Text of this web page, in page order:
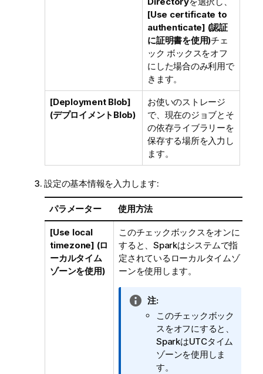
[Use certificate to
authenticate] (認証
に証明書を使用)チェ
ック ボックスをオフ
にした場合のみ利用で
きます。
[Deployment Blob]
(デプロイメントBlob)
お使いのストレージ
で、現在のジョブとそ
の依存ライブラリーを
保存する場所を入力し
ます。
設定の基本情報を入力します:
パラメーター 使用方法
[Use local
timezone] (ロ
ーカルタイム
ゾーンを使用)
このチェックボックスをオンに
すると、Sparkはシステムで指
定されているローカルタイムゾ
ーンを使用します。
情
報
注:
このチェックボック
スをオフにすると、
SparkはUTCタイム
ゾーンを使用しま
す。